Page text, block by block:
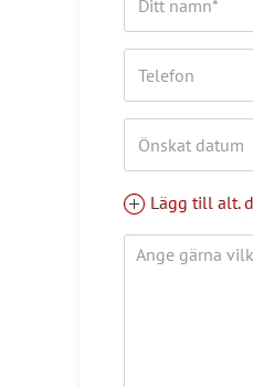
Lägg till alt.